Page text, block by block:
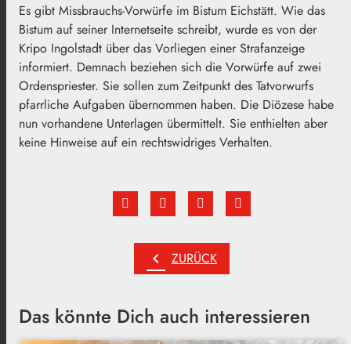
Es gibt Missbrauchs-Vorwürfe im Bistum Eichstätt. Wie das
Bistum auf seiner Internetseite schreibt, wurde es von der
Kripo Ingolstadt über das Vorliegen einer Strafanzeige
informiert. Demnach beziehen sich die Vorwürfe auf zwei
Ordenspriester. Sie sollen zum Zeitpunkt des Tatvorwurfs
pfarrliche Aufgaben übernommen haben. Die Diözese habe
nun vorhandene Unterlagen übermittelt. Sie enthielten aber
keine Hinweise auf ein rechtswidriges Verhalten.
chevron_left ZURÜCK
Das könnte Dich auch interessieren